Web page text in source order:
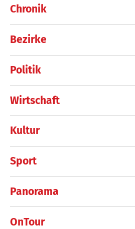
Chronik
Bezirke
Politik
Wirtschaft
Kultur
Sport
Panorama
OnTour